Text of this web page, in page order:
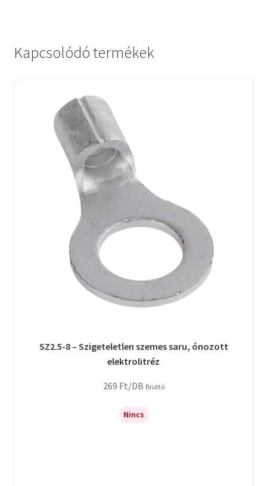
Kapcsolódó termékek
SZ2.5-8 – Szigeteletlen szemes saru, ónozott
elektrolitréz
269 Ft/DB Bruttó
Nincs